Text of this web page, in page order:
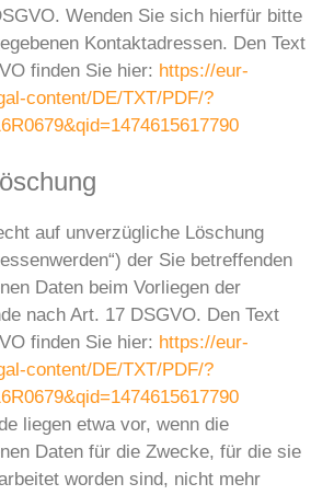
Wenden Sie sich hierfür bitte
Kontaktadressen. Den Text
finden Sie hier: https://eur-
content/DE/TXT/PDF/?
auf unverzügliche Löschung
der Sie betreffenden
Daten beim Vorliegen der
nach Art. 17 DSGVO. Den Text
finden Sie hier: https://eur-
content/DE/TXT/PDF/?
liegen etwa vor, wenn die
Daten für die Zwecke, für die sie
worden sind, nicht mehr